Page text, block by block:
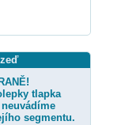
tlapka
neuvádíme
segmentu.